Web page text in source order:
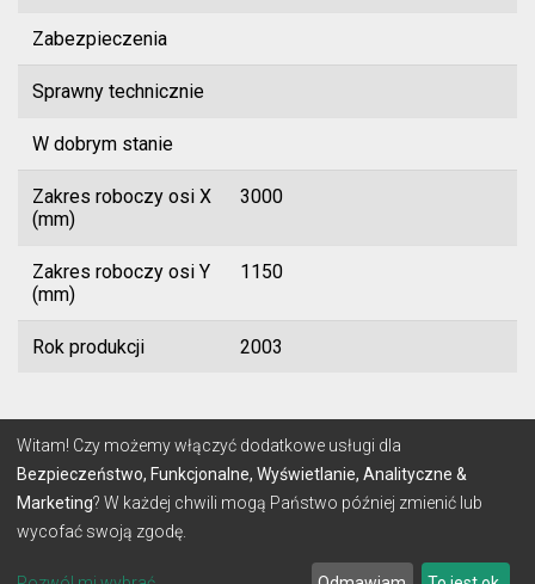
Zabezpieczenia
Sprawny technicznie
W dobrym stanie
Zakres roboczy osi X
(mm)
3000
Zakres roboczy osi Y
(mm)
1150
Rok produkcji 2003
© 2026 Lignum
REGULAMIN POLITYKA PRYWATNOŚCI
Stworzone z make-SOFT
Witam! Czy możemy włączyć dodatkowe usługi dla
Bezpieczeństwo, Funkcjonalne, Wyświetlanie, Analityczne &
Marketing? W każdej chwili mogą Państwo później zmienić lub
wycofać swoją zgodę.